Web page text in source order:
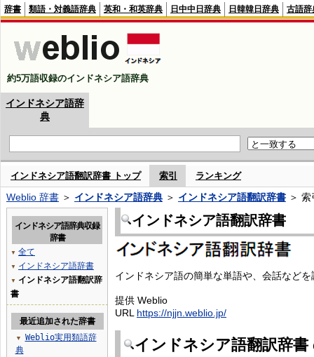
辞書 類語・対義語辞典 英和・和英辞典 日中中日辞典 日韓韓日辞典 古語辞
約5万語収録のインドネシア語辞典
インドネシア語辞
典
インドネシア語翻訳辞書 トップ 索引 ランキング
Weblio 辞書 ＞ インドネシア語辞典 ＞ インドネシア語翻訳辞書 ＞ 索
インドネシア語翻訳辞書
インドネシア語の簡単な単語や、会話など
提供 Weblio
URL https://njjn.weblio.jp/
インドネシア語翻訳辞
インドネシア語辞典収録
辞書
▼ 全て
▼ インドネシア語辞書
▼
インドネシア語翻訳辞
書
最近追加された辞書
▼
Weblio実用類語辞
典